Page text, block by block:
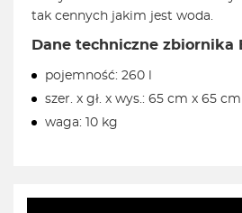
tak cennych jakim jest woda.
Dane techniczne zbiornika
pojemność: 260 l
szer. x gł. x wys.: 65 cm x 65
waga: 10 kg